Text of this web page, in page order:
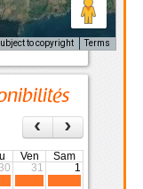
to copyright Terms
‹ ›
Ven
Sam
30 31 1